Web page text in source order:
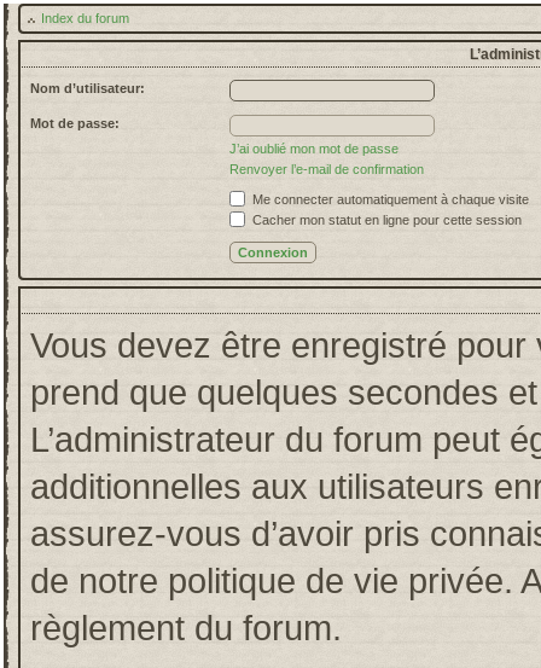
Index du forum
Nom d’utilisateur:
Mot de passe:
J’ai oublié mon mot de passe
Renvoyer l’e-mail de confirmation
Me connecter automatiquement à chaque visite
Cacher mon statut en ligne pour cette session
Vous devez être enregistré pour
prend que quelques secondes
L’administrateur du forum peut
additionnelles aux utilisateurs
assurez-vous d’avoir pris
de notre politique de vie privée.
règlement du forum.